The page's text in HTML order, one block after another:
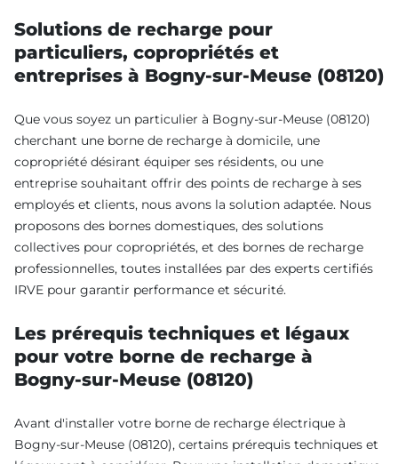
Solutions de recharge pour
particuliers, copropriétés et
entreprises à Bogny-sur-Meuse (08120)
Que vous soyez un particulier à Bogny-sur-Meuse (08120)
cherchant une borne de recharge à domicile, une
copropriété désirant équiper ses résidents, ou une
entreprise souhaitant offrir des points de recharge à ses
employés et clients, nous avons la solution adaptée. Nous
proposons des bornes domestiques, des solutions
collectives pour copropriétés, et des bornes de recharge
professionnelles, toutes installées par des experts certifiés
IRVE pour garantir performance et sécurité.
Les prérequis techniques et légaux
pour votre borne de recharge à
Bogny-sur-Meuse (08120)
Avant d'installer votre borne de recharge électrique à
Bogny-sur-Meuse (08120), certains prérequis techniques et